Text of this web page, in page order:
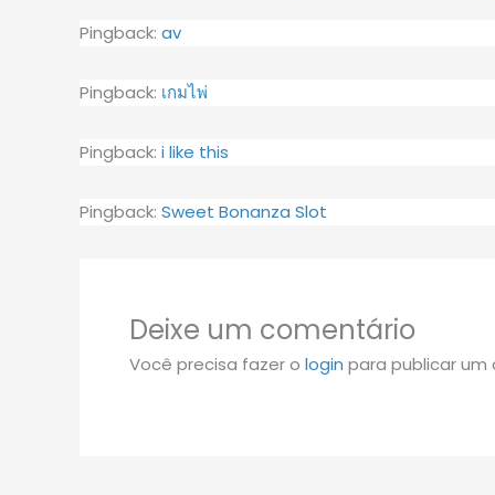
Pingback: av
Pingback: เกมไพ่
Pingback: i like this
Pingback: Sweet Bonanza Slot
Deixe um comentário
Você precisa fazer o login para publicar um